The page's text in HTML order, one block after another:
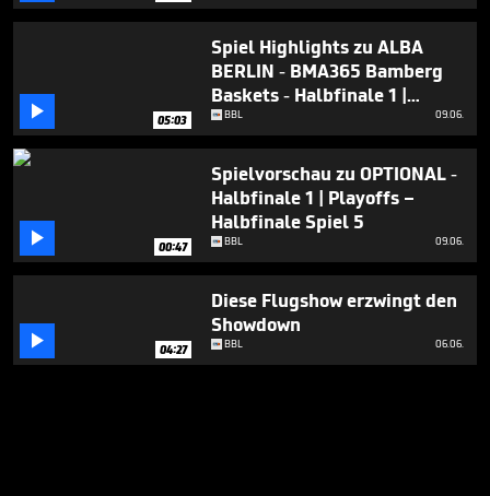
 05:03
Spiel Highlights zu ALBA
BERLIN - BMA365 Bamberg
Baskets - Halbfinale 1 |
Playoffs – Halbfinale Spiel 5
BBL 09.06.
 00:47
Spielvorschau zu OPTIONAL -
Halbfinale 1 | Playoffs –
Halbfinale Spiel 5
BBL 09.06.
 04:27
Diese Flugshow erzwingt den
Showdown
BBL 06.06.